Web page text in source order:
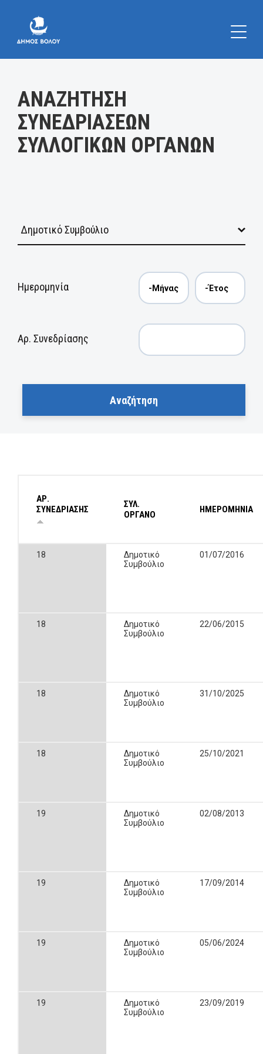
ΑΝΑΖΗΤΗΣΗ
ΣΥΝΕΔΡΙΑΣΕΩΝ
ΣΥΛΛΟΓΙΚΩΝ ΟΡΓΑΝΩΝ
Ημερομηνία
Αρ. Συνεδρίασης
ΑΡ.
ΣΥΝΕΔΡΙΑΣΗΣ
ΣΥΛ.
ΟΡΓΑΝΟ
ΗΜΕΡΟΜΗΝΙΑ
18
Δημοτικό
Συμβούλιο
01/07/2016
18
Δημοτικό
Συμβούλιο
22/06/2015
18
Δημοτικό
Συμβούλιο
31/10/2025
18
Δημοτικό
Συμβούλιο
25/10/2021
19
Δημοτικό
Συμβούλιο
02/08/2013
19
Δημοτικό
Συμβούλιο
17/09/2014
19
Δημοτικό
Συμβούλιο
05/06/2024
19
Δημοτικό
Συμβούλιο
23/09/2019